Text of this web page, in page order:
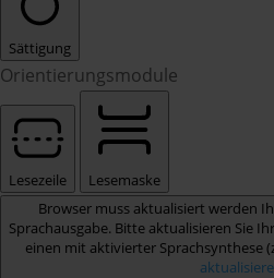
Sättigung
Orientierungsmodule
Lesezeile
Lesemaske
Browser muss aktualisiert werden
Sprachausgabe. Bitte aktualisieren Sie
einen mit aktivierter Sprachsynthese